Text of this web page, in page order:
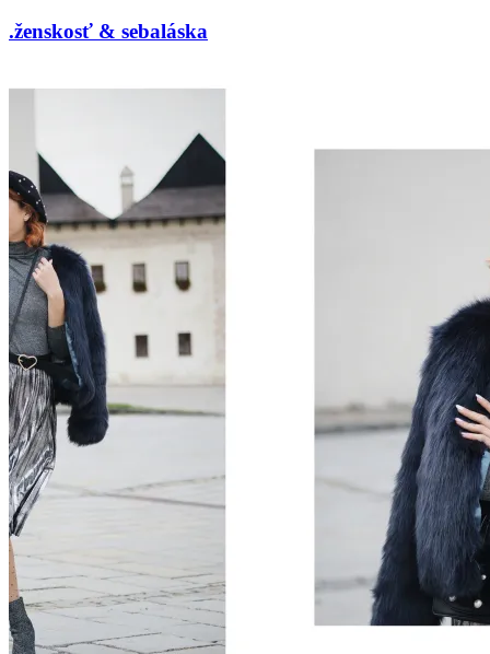
.ženskosť & sebaláska